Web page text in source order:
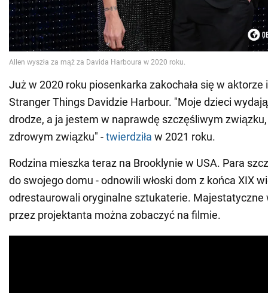
Już w 2020 roku piosenkarka zakochała się w aktorze
Stranger Things Davidzie Harbour. "Moje dzieci
drodze, a ja jestem w naprawdę szczęśliwym
zdrowym związku" -twierdziła w 2021 roku.
Rodzina mieszka teraz na Brooklynie w USA. Para
do swojego domu - odnowili włoski dom z końca XIX
odrestaurowali oryginalne sztukaterie.
przez projektanta można zobaczyć na filmie.